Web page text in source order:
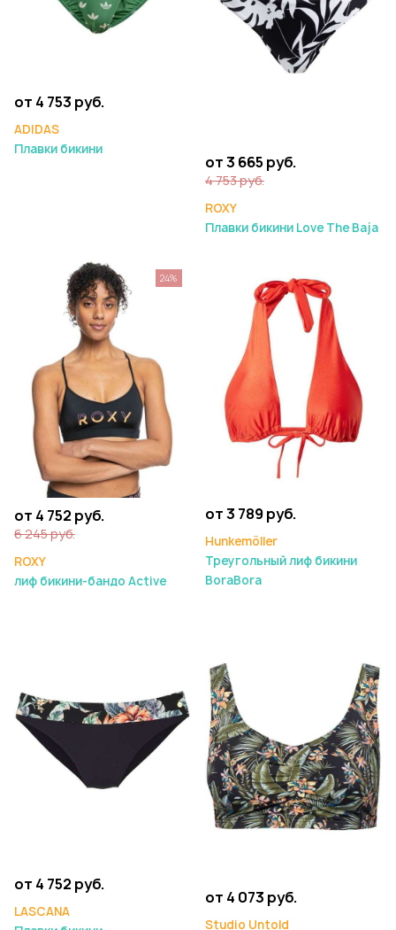
от 4 753 руб.
ADIDAS
Плавки бикини
от 3 665 руб.
4 753 руб.
ROXY
Плавки бикини Love The Baja
от 4 752 руб.
6 245 руб.
ROXY
лиф бикини-бандо Active
24%
от 3 789 руб.
Hunkemöller
Треугольный лиф бикини
BoraBora
от 4 752 руб.
LASCANA
от 4 073 руб.
Studio Untold